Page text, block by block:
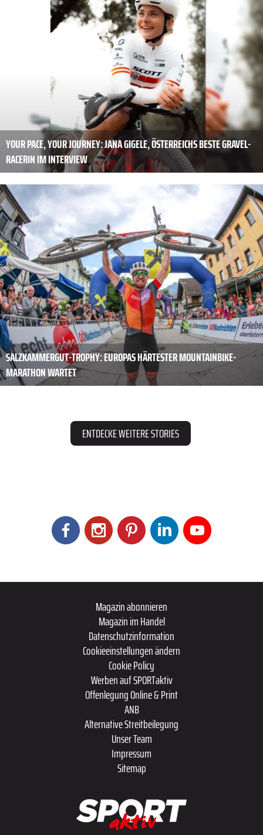
YOUR PACE, YOUR JOURNEY: JANA GIGELE, ÖSTERREICHS BESTE GRAVEL-
RACERIN IM INTERVIEW
SALZKAMMERGUT-TROPHY: EUROPAS HÄRTESTER MOUNTAINBIKE-
MARATHON WARTET
ENTDECKE WEITERE STORIES
Magazin abonnieren
Magazin im Handel
Datenschutzinformation
Cookieeinstellungen ändern
Cookie Policy
Werben auf SPORTaktiv
Offenlegung Online & Print
ANB
Alternative Streitbeilegung
Unser Team
Impressum
Sitemap